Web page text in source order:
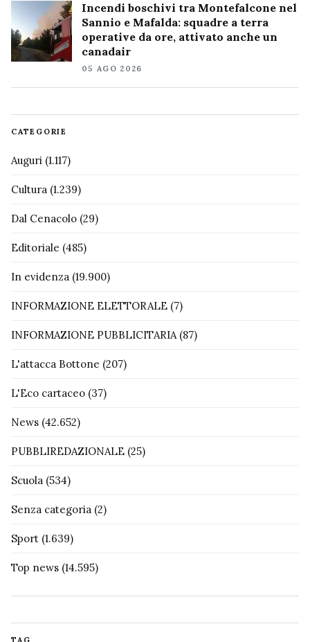
Incendi boschivi tra Montefalcone nel
Sannio e Mafalda: squadre a terra
operative da ore, attivato anche un
canadair
05 AGO 2026
CATEGORIE
Auguri (1.117)
Cultura (1.239)
Dal Cenacolo (29)
Editoriale (485)
In evidenza (19.900)
INFORMAZIONE ELETTORALE (7)
INFORMAZIONE PUBBLICITARIA(87)
L'attacca Bottone (207)
L'Eco cartaceo (37)
News (42.652)
PUBBLIREDAZIONALE (25)
Scuola (534)
Senza categoria (2)
Sport (1.639)
Top news (14.595)
TAG